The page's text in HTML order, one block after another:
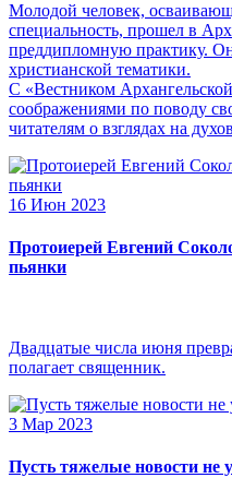
Молодой человек,
специальность, прошел в
преддипломную практику.
христианской тематики.
С «Вестником
соображениями по поводу
читателям о взглядах на
16 Июн 2023
Протоиерей Евгений
пьянки
Двадцатые числа июня
полагает священник.
3 Мар 2023
Пусть тяжелые новости не